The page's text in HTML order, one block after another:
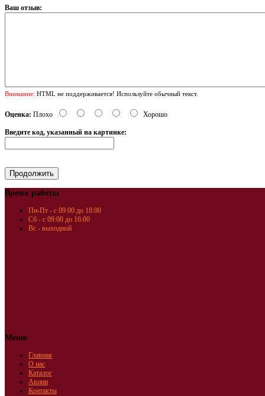
Ваш отзыв:
Внимание: HTML не поддерживается! Используйте обычный текст.
Оценка: Плохо Хорошо
Введите код, указанный на картинке:
Время работы
Пн-Пт - с 09:00 до 18:00
Сб - с 09:00 до 16:00
Вс - выходной
Меню
Главная
О нас
Каталог
Акции
Контакты